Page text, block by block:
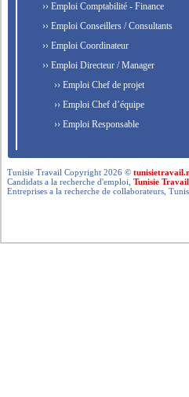
›› Emploi Comptabilité - Finance
›› Emploi Conseillers / Consultants
›› Emploi Coordinateur
›› Emploi Directeur / Manager
›› Emploi Chef de projet
›› Emploi Chef d’équipe
›› Emploi Responsable
Tunisie Travail Copyright 2026 ©
Candidats a la recherche d'emploi,Tunisie Travail
Entreprises a la recherche de collaborateurs,